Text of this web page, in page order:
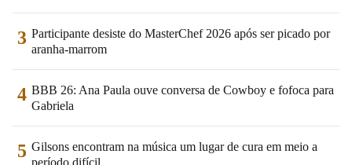
3 Participante desiste do MasterChef 2026 após ser picado por
aranha-marrom
4 BBB 26: Ana Paula ouve conversa de Cowboy e fofoca para
Gabriela
5 Gilsons encontram na música um lugar de cura em meio a
período difícil